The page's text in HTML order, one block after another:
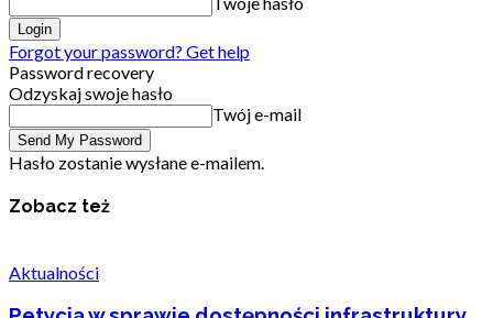
Forgot your password? Get help
Password recovery
Odzyskaj swoje hasło
Twój e-mail
Hasło zostanie wysłane e-mailem.
Zobacz też
Aktualności